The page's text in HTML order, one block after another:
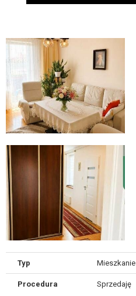
Typ Mieszkanie
Procedura Sprzedaję